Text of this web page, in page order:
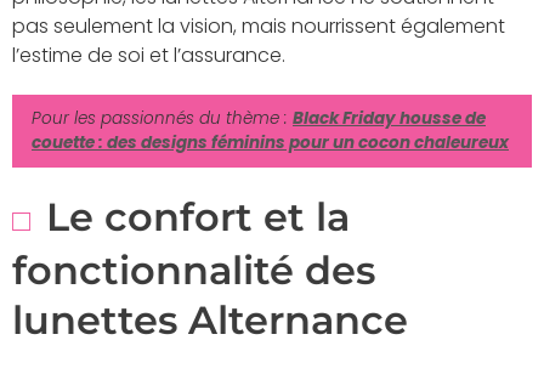
pas seulement la vision, mais nourrissent également
l’estime de soi et l’assurance.
Pour les passionnés du thème : Black Friday housse de
couette : des designs féminins pour un cocon chaleureux
Le confort et la
fonctionnalité des
lunettes Alternance